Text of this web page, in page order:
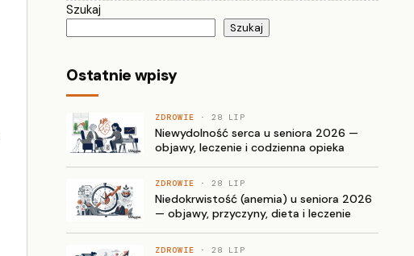
Szukaj
Szukaj
Ostatnie wpisy
ZDROWIE · 28 LIP
Niewydolność serca u seniora 2026 —
objawy, leczenie i codzienna opieka
ZDROWIE · 28 LIP
Niedokrwistość (anemia) u seniora 2026
— objawy, przyczyny, dieta i leczenie
ZDROWIE · 28 LIP